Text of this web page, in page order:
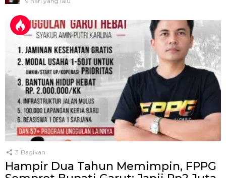
3 Bagikan
Hampir Dua Tahun Memimpin, FPPG